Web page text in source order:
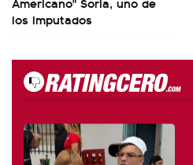
los imputados